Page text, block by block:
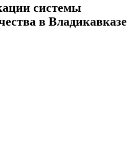
системы
в Владикавказе